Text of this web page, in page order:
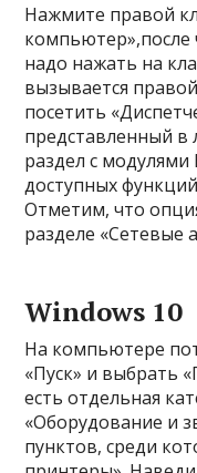
Нажмите правой
компьютер»,после
надо нажать на
вызывается
посетить
представленный в
раздел с
доступных
Отметим, что
разделе «Сетевые
Windows 10
На компьютере
«Пуск» и выбрать
есть отдельная
«Оборудование и
пунктов, среди